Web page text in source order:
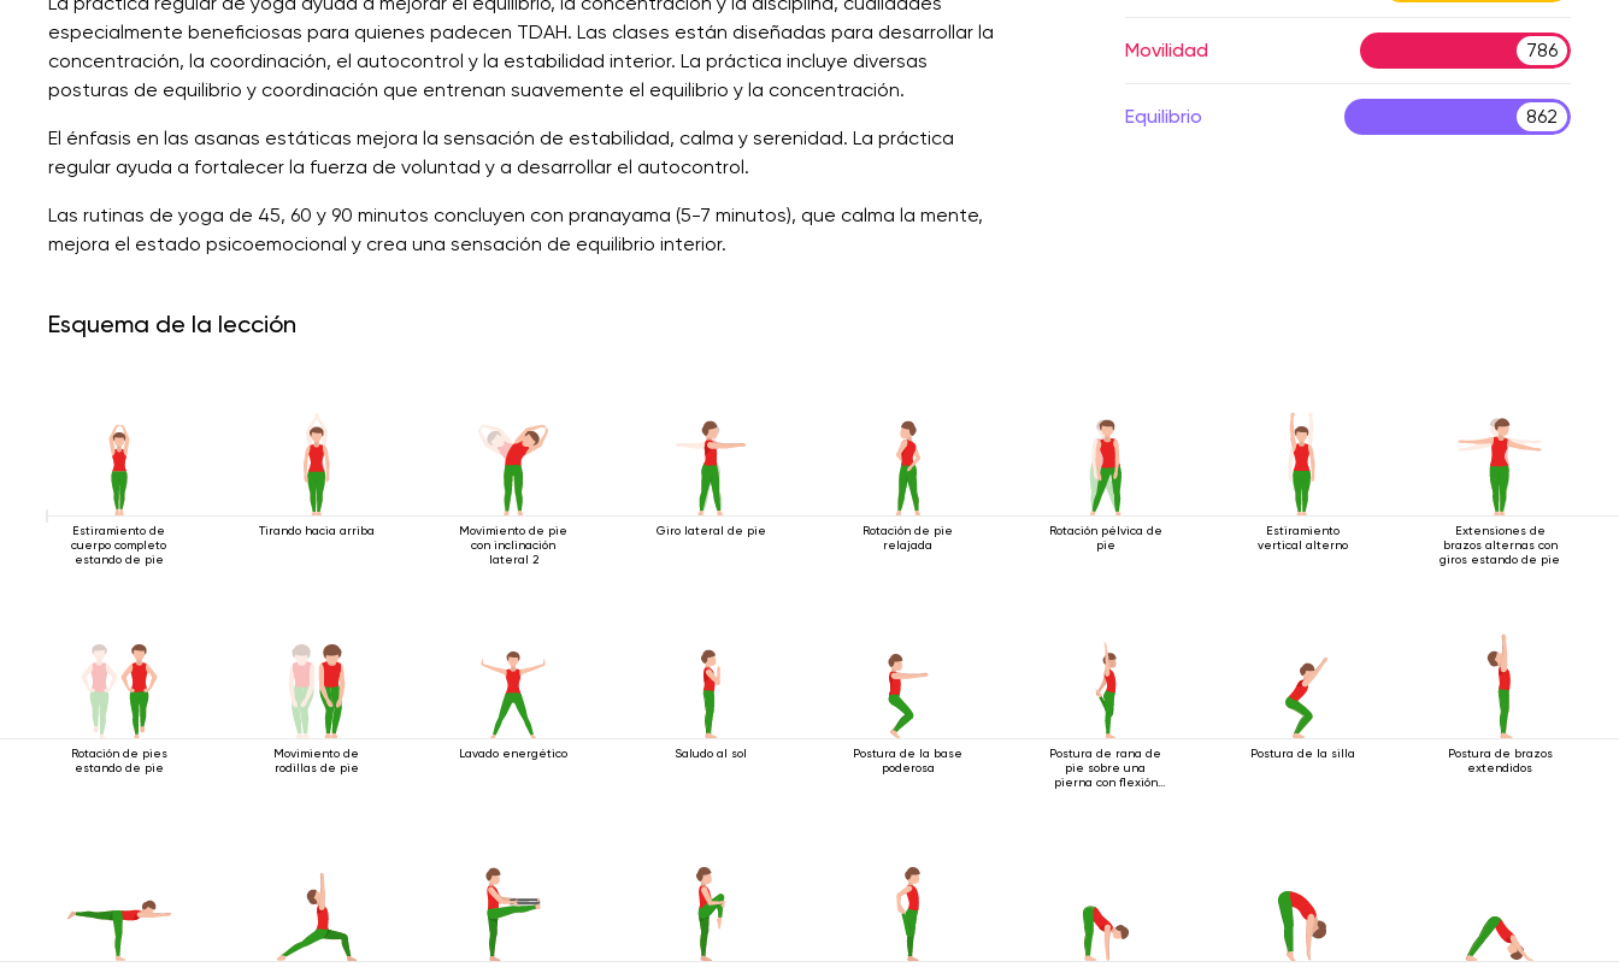
especialmente beneficiosas para quienes padecen TDAH. Las clases están diseñadas para desarrollar la
concentración, la coordinación, el autocontrol y la estabilidad interior. La práctica incluye diversas
posturas de equilibrio y coordinación que entrenan suavemente el equilibrio y la concentración.
El énfasis en las asanas estáticas mejora la sensación de estabilidad, calma y serenidad. La práctica
regular ayuda a fortalecer la fuerza de voluntad y a desarrollar el autocontrol.
Las rutinas de yoga de 45, 60 y 90 minutos concluyen con pranayama (5-7 minutos), que calma la mente,
mejora el estado psicoemocional y crea una sensación de equilibrio interior.
Movilidad 786
Equilibrio 862
Esquema de la lección
Estiramiento de
cuerpo completo
estando de pie
Tirando hacia arriba
Movimiento de pie
con inclinación
lateral 2
Giro lateral de pie
Rotación de pie
relajada
Rotación pélvica de
pie
Estiramiento
vertical alterno
Extensiones de
brazos alternas con
giros estando de pie
Rotación de pies
estando de pie
Movimiento de
rodillas de pie
Lavado energético Saludo al sol
Postura de la base
poderosa
Postura de rana de
pie sobre una
pierna con flexión
Postura de la silla
Postura de brazos
extendidos